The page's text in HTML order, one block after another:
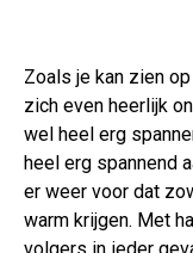
Zoals je kan zien
zich even heerlijk
wel heel erg
heel erg spannend
er weer voor dat
warm krijgen. Met
volgers in ieder